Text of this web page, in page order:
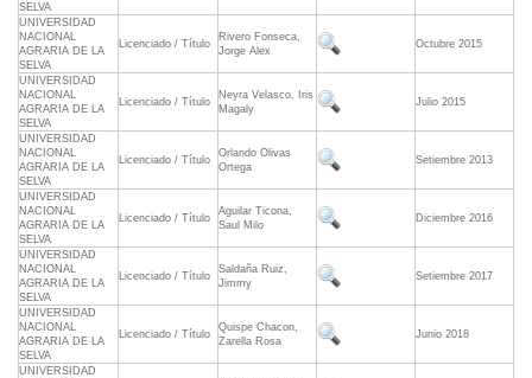
SELVA
UNIVERSIDAD
NACIONAL
AGRARIA DE LA
SELVA
Licenciado / Título
Rivero Fonseca,
Jorge Alex
Octubre 2015
UNIVERSIDAD
NACIONAL
AGRARIA DE LA
SELVA
Licenciado / Título
Neyra Velasco, Iris
Magaly
Julio 2015
UNIVERSIDAD
NACIONAL
AGRARIA DE LA
SELVA
Licenciado / Título
Orlando Olivas
Ortega
Setiembre 2013
UNIVERSIDAD
NACIONAL
AGRARIA DE LA
SELVA
Licenciado / Título
Aguilar Ticona,
Saul Milo
Diciembre 2016
UNIVERSIDAD
NACIONAL
AGRARIA DE LA
SELVA
Licenciado / Título
Saldaña Ruiz,
Jimmy
Setiembre 2017
UNIVERSIDAD
NACIONAL
AGRARIA DE LA
SELVA
Licenciado / Título
Quispe Chacon,
Zarella Rosa
Junio 2018
UNIVERSIDAD